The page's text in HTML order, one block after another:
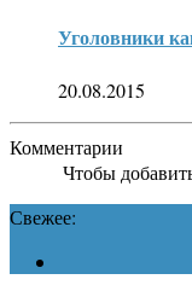
Уголовники
20.08.2015
Комментарии
Чтобы
Свежее: